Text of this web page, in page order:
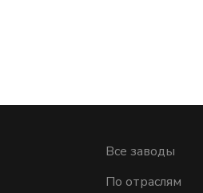
Все заводы
По отраслям